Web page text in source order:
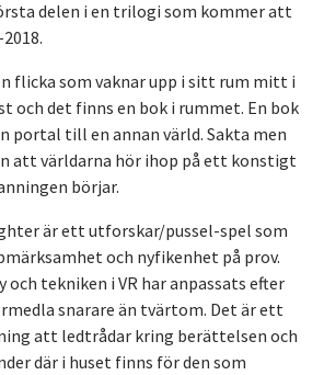
delen i en trilogi som kommer att
flicka som vaknar upp i sitt rum mitt i
och det finns en bok i rummet. En bok
portal till en annan värld. Sakta men
att världarna hör ihop på ett konstigt
börjar.
är ett utforskar/pussel-spel som
och nyfikenhet på prov.
och tekniken i VR har anpassats efter
snarare än tvärtom. Det är ett
att ledtrådar kring berättelsen och
där i huset finns för den som